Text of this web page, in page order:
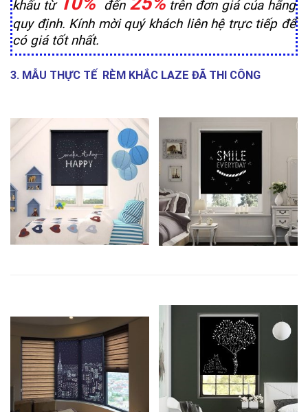
khấu từ
đến
trên đơn giá của hãng
quy định. Kính mời quý khách liên hệ trực tiếp để
có giá tốt nhất.
3. MẪU THỰC TẾ RÈM KHẮC LAZE ĐÃ THI CÔNG